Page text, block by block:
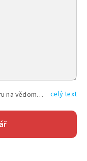
Vyplněním shora uvedených údajů beru na vědomí, že společnost TEXT FACTORY s.r.o., sídlem Brno, Durďákova 336/29, Černá Pole, PSČ: 613 00, IČ: 06157831, zapsané u Krajského soudu v Brně, oddíl C, vložka 100399, bude zpracovávat mé osobní údaje uvedené v rámci mnou vyplněného registračního formuláře na základě oprávněných zájmů TEXT FACTORY s.r.o. dle čl. 6 odst. 1 písm. f) GDPR a pro splnění právních povinností (čl. 6 odst. 1 písm. c) GDPR), a to pro tyto účely: nezbytnost zajistit oprávnění návštěvníka webových stránek provozovaných společností TEXT FACTORY s.r.o. přispívat aktivně ke zveřejněným článkům nebo v rámci diskusních fór a výkon práv TEXT FACTORY s.r.o. jako administrátora těchto diskusních fór. Více informací o zpracování osobních údajů a právech lze nalézt v celý text